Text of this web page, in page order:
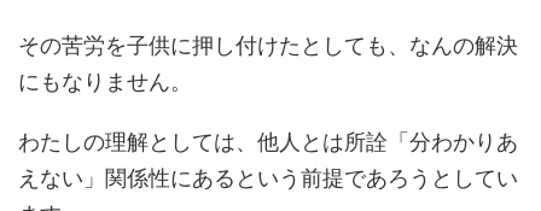
その苦労を子供に押し付けたとしても、なんの解決
にもなりません。
わたしの理解としては、他人とは所詮「分わかりあ
えない」関係性にあるという前提であろうとしてい